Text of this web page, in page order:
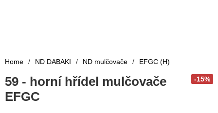
Home / ND DABAKI / ND mulčovače / EFGC (H)
-15%
59 - horní hřídel mulčovače
EFGC